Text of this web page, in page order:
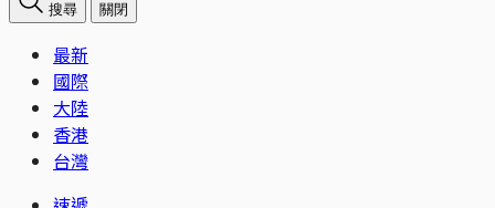
搜尋 關閉
最新
國際
大陸
香港
台灣